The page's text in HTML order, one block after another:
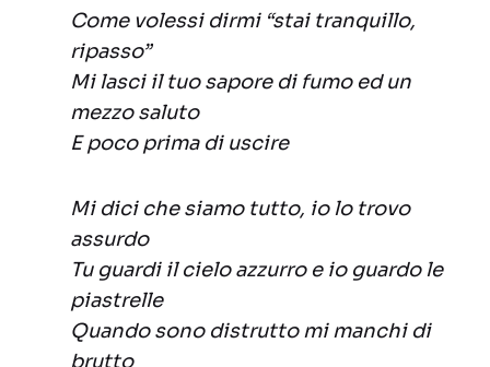
Come volessi dirmi “stai tranquillo,
ripasso”
Mi lasci il tuo sapore di fumo ed un
mezzo saluto
E poco prima di uscire
Mi dici che siamo tutto, io lo trovo
assurdo
Tu guardi il cielo azzurro e io guardo le
piastrelle
Quando sono distrutto mi manchi di
brutto